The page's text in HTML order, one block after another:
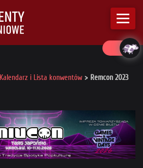
Kalendarz i Lista konwentów Remcon 2023